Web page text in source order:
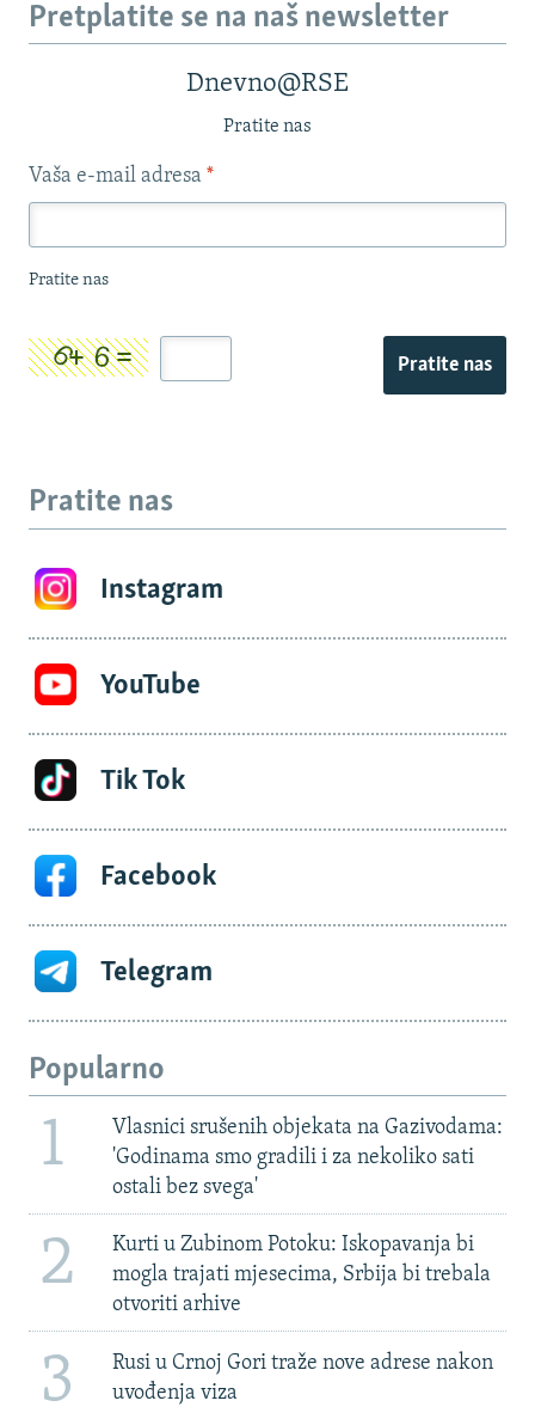
Pretplatite se na naš newsletter
Dnevno@RSE
Pratite nas
Vaša e-mail adresa *
Pratite nas
Pratite nas
Pratite nas
Instagram
YouTube
Tik Tok
Facebook
Telegram
Popularno
1
Vlasnici srušenih objekata na Gazivodama:
'Godinama smo gradili i za nekoliko sati
ostali bez svega'
2
Kurti u Zubinom Potoku: Iskopavanja bi
mogla trajati mjesecima, Srbija bi trebala
otvoriti arhive
3
Rusi u Crnoj Gori traže nove adrese nakon
uvođenja viza